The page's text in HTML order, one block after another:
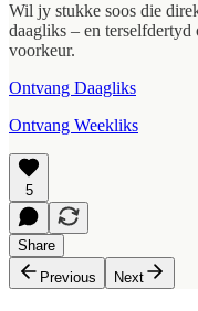
Wil jy stukke soos die
daagliks – en
voorkeur.
Ontvang Daagliks
Ontvang Weekliks
5
Share
Previous
Next